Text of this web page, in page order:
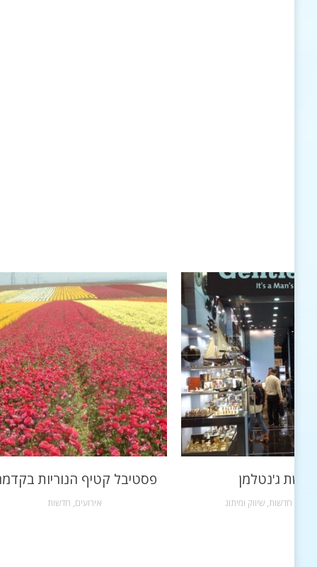
פסטיבל קטיף הנוריות
אירועים, חדשות
רשת ג'נטלמן
חדשות, שיווק ומיתוג